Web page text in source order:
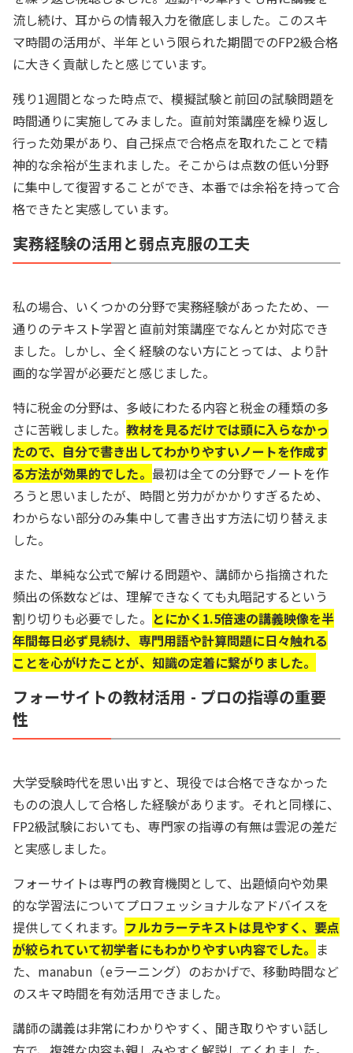
流し続け、耳からの情報入力を徹底しました。このスキ
マ時間の活用が、半年という限られた期間でのFP2級合格
に大きく貢献したと感じています。
残り1週間となった時点で、模擬試験と前回の試験問題を
時間通りに実施してみました。直前対策講座を繰り返し
行った効果があり、自己採点で合格点を取れたことで精
神的な余裕が生まれました。そこからは点数の低い分野
に集中して復習することができ、本番では余裕を持って合
格できたと実感しています。
実務経験の活用と弱点克服の工夫
私の場合、いくつかの分野で実務経験があったため、一
通りのテキスト学習と直前対策講座でなんとか対応でき
ました。しかし、全く経験のない方にとっては、より計
画的な学習が必要だと感じました。
特に税金の分野は、多岐にわたる内容と税金の種類の多
さに苦戦しました。教材を見るだけでは頭に入らなかっ
たので、自分で書き出してわかりやすいノートを作成す
る方法が効果的でした。 最初は全ての分野でノートを作
ろうと思いましたが、時間と労力がかかりすぎるため、
わからない部分のみ集中して書き出す方法に切り替えま
した。
また、単純な公式で解ける問題や、講師から指摘された
頻出の係数などは、理解できなくても丸暗記するという
割り切りも必要でした。 とにかく1.5倍速の講義映像を半
年間毎日必ず見続け、専門用語や計算問題に日々触れる
ことを心がけたことが、知識の定着に繋がりました。
フォーサイトの教材活用 - プロの指導の重要
性
大学受験時代を思い出すと、現役では合格できなかった
ものの浪人して合格した経験があります。それと同様に、
FP2級試験においても、専門家の指導の有無は雲泥の差だ
と実感しました。
フォーサイトは専門の教育機関として、出題傾向や効果
的な学習法についてプロフェッショナルなアドバイスを
提供してくれます。 フルカラーテキストは見やすく、要点
が絞られていて初学者にもわかりやすい内容でした。 ま
た、manabun（eラーニング）のおかげで、移動時間など
のスキマ時間を有効活用できました。
講師の講義は非常にわかりやすく、聞き取りやすい話し